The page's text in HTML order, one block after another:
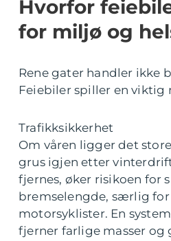
Hvorfor
for miljø og
Rene gater handler ikke
Feiebiler spiller en viktig
Trafikksikkerhet
Om våren ligger det
grus igjen etter
fjernes, øker risikoen for
bremselengde, særlig for
motorsyklister. En
fjerner farlige masser og